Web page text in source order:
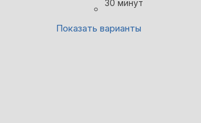
30 минут
Показать варианты